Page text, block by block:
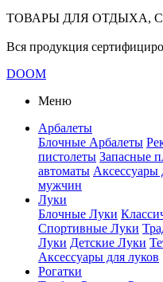
ТОВАРЫ ДЛЯ ОТДЫХА,
Вся продукция
DOOM
Меню
Арбалеты
Блочные Арбалеты
пистолеты Запасные
автоматы Аксессуары
мужчин
Луки
Блочные Луки
Спортивные Луки
Луки Детские Луки
Аксессуары для луков
Рогатки